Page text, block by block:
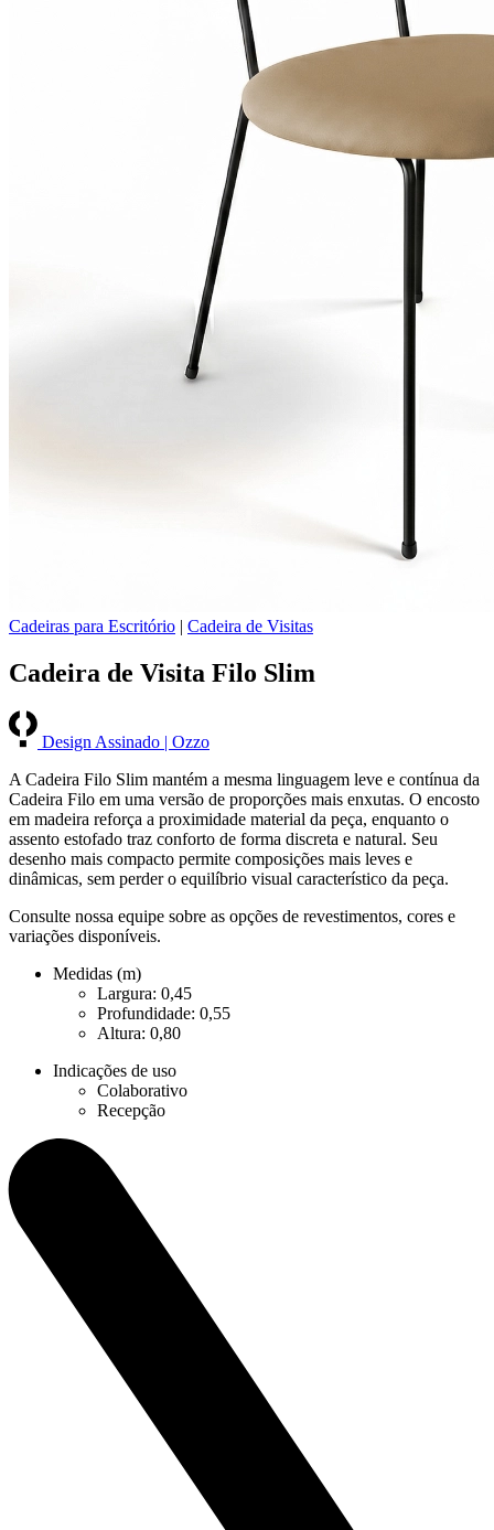
Cadeiras para Escritório | Cadeira de Visitas
Cadeira de Visita Filo Slim
Design Assinado | Ozzo
A Cadeira Filo Slim mantém a mesma linguagem leve e contínua da
Cadeira Filo em uma versão de proporções mais enxutas. O encosto
em madeira reforça a proximidade material da peça, enquanto o
assento estofado traz conforto de forma discreta e natural. Seu
desenho mais compacto permite composições mais leves e
dinâmicas, sem perder o equilíbrio visual característico da peça.
Consulte nossa equipe sobre as opções de revestimentos, cores e
variações disponíveis.
Medidas (m)
Largura: 0,45
Profundidade: 0,55
Altura: 0,80
Indicações de uso
Colaborativo
Recepção